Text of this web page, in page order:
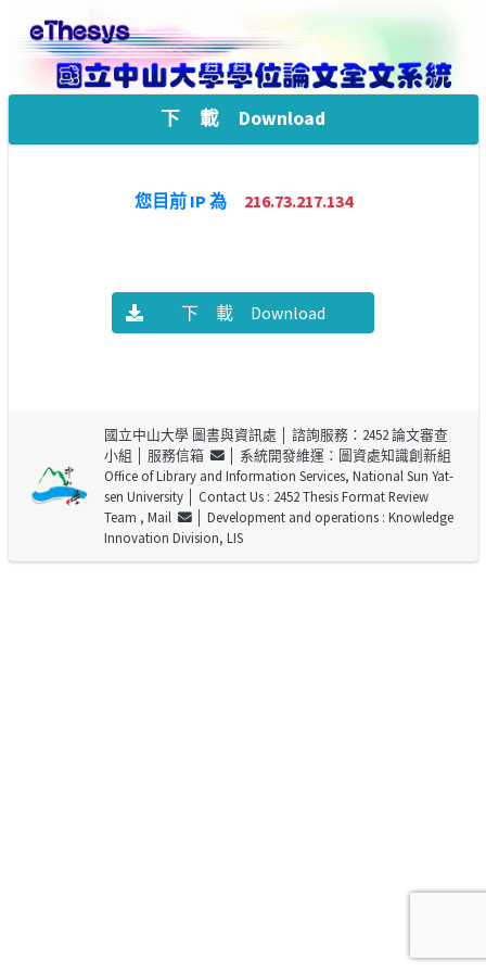
下 載 Download
您目前 IP 為 216.73.217.134
下 載 Download
國立中山大學 圖書與資訊處 │ 諮詢服務：2452 論文審查
小組 │ 服務信箱
│ 系統開發維運：圖資處知識創新組
Office of Library and Information Services, National Sun Yat-
sen University│ Contact Us : 2452 Thesis Format Review
Team , Mail
│ Development and operations : Knowledge
Innovation Division, LIS